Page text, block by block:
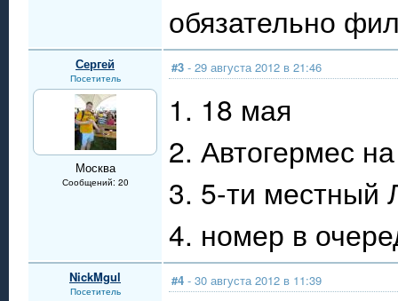
обязательно
Сергей
Посетитель
Москва
Сообщений: 20
#3 - 29 августа 2012 в 21:46
1. 18 мая
2. Автогермес
3. 5-ти местный
4. номер в
NickMgul
Посетитель
#4 - 30 августа 2012 в 11:39